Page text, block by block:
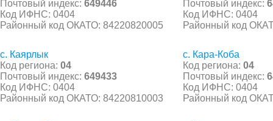
Почтовый индекс: 649446
Код ИФНС: 0404
Районный код ОКАТО: 84220820005
Почтовый индекс:
Код ИФНС: 0404
Районный код
с. Каярлык
Код региона: 04
Почтовый индекс: 649433
Код ИФНС: 0404
Районный код ОКАТО: 84220810003
с. Кара-Коба
Код региона: 04
Почтовый индекс:
Код ИФНС: 0404
Районный код